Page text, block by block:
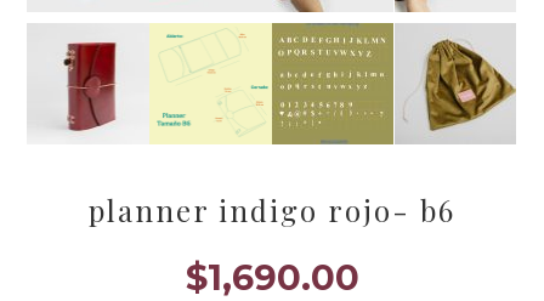
planner indigo rojo- b6
$1,690.00